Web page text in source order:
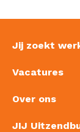
Jij zoekt
Vacatures
Over ons
JIJ